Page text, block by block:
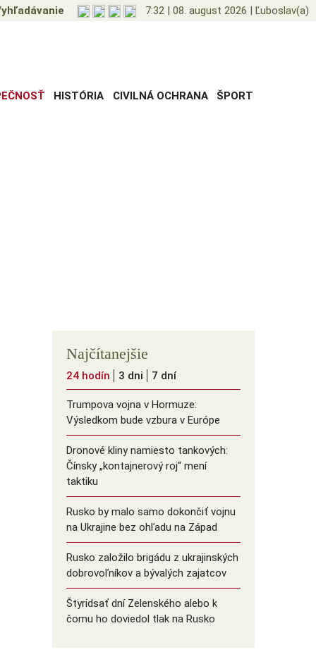
7:32 | 08. august 2026 | Ľuboslav(a)
HISTÓRIA CIVILNÁ OCHRANA ŠPORT
Najčítanejšie
24 hodín 3 dni 7 dní
Trumpova vojna v Hormuze:
Výsledkom bude vzbura v Európe
Dronové kliny namiesto tankových:
Čínsky ️„kontajnerový roj“ mení
taktiku
Rusko by malo samo dokončiť vojnu
na Ukrajine bez ohľadu na Západ
Rusko založilo brigádu z ukrajinských
dobrovoľníkov a bývalých zajatcov
Štyridsať dní Zelenského alebo k
čomu ho doviedol tlak na Rusko